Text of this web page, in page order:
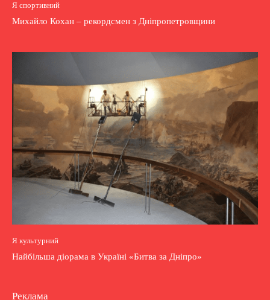
Я спортивний
Михайло Кохан – рекордсмен з Дніпропетровщини
Я культурний
Найбільша діорама в Україні «Битва за Дніпро»
Реклама